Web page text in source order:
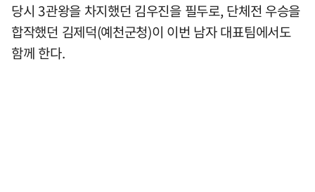
당시 3관왕을 차지했던 김우진을 필두로, 단체전 우승을
합작했던 김제덕(예천군청)이 이번 남자 대표팀에서도
함께 한다.